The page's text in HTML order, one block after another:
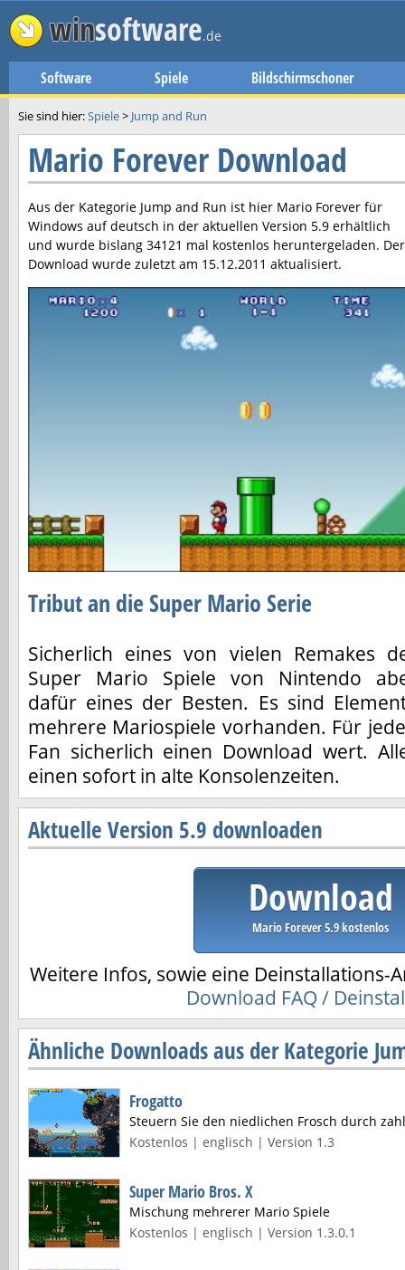
winsoftware.de
Software Spiele Bildschirmschoner
Sie sind hier:Spiele> Jump and Run
Mario Forever Download
Aus der Kategorie Jump and Run ist hier Mario Forever für
Windows auf deutsch in der aktuellen Version 5.9 erhältlich
und wurde bislang 34121 mal kostenlos heruntergeladen. Der
Download wurde zuletzt am 15.12.2011 aktualisiert.
Tribut an die Super Mario Serie
Sicherlich eines von vielen Remakes
Super Mario Spiele von Nintendo
dafür eines der Besten. Es sind
mehrere Mariospiele vorhanden. Für
Fan sicherlich einen Download wert.
einen sofort in alte Konsolenzeiten.
Aktuelle Version 5.9 downloaden
Download
Mario Forever 5.9 kostenlos
Weitere Infos, sowie eine Deinstallations-
Download FAQ /
Ähnliche Downloads aus der Kategorie
Frogatto
Steuern Sie den niedlichen Frosch durch
Kostenlos | englisch | Version 1.3
Super Mario Bros. X
Mischung mehrerer Mario Spiele
Kostenlos | englisch | Version 1.3.0.1